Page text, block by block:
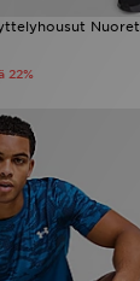
Nuoret
22%